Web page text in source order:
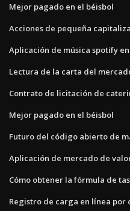
Mejor pagado en el béisbol
Acciones de pequeña
Aplicación de música spotify
Lectura de la carta del
Contrato de licitación de
Mejor pagado en el béisbol
Futuro del código abierto de
Aplicación de mercado de
Cómo obtener la fórmula de
Registro de carga en línea por